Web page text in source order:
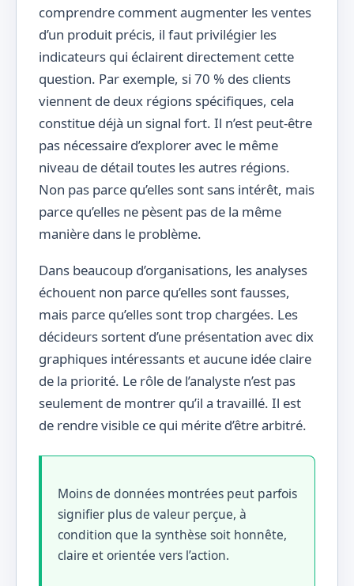
comprendre comment augmenter les ventes
d’un produit précis, il faut privilégier les
indicateurs qui éclairent directement cette
question. Par exemple, si 70 % des clients
viennent de deux régions spécifiques, cela
constitue déjà un signal fort. Il n’est peut-être
pas nécessaire d’explorer avec le même
niveau de détail toutes les autres régions.
Non pas parce qu’elles sont sans intérêt, mais
parce qu’elles ne pèsent pas de la même
manière dans le problème.
Dans beaucoup d’organisations, les analyses
échouent non parce qu’elles sont fausses,
mais parce qu’elles sont trop chargées. Les
décideurs sortent d’une présentation avec dix
graphiques intéressants et aucune idée claire
de la priorité. Le rôle de l’analyste n’est pas
seulement de montrer qu’il a travaillé. Il est
de rendre visible ce qui mérite d’être arbitré.
Moins de données montrées peut parfois
signifier plus de valeur perçue, à
condition que la synthèse soit honnête,
claire et orientée vers l’action.